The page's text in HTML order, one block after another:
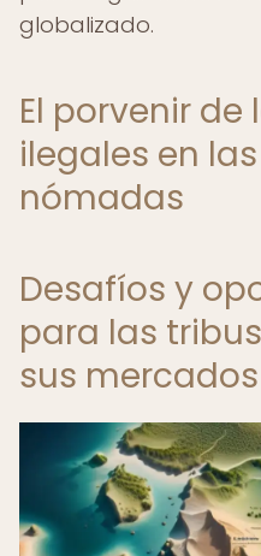
globalizado.
El porvenir
ilegales en
nómadas
Desafíos y
para las
sus